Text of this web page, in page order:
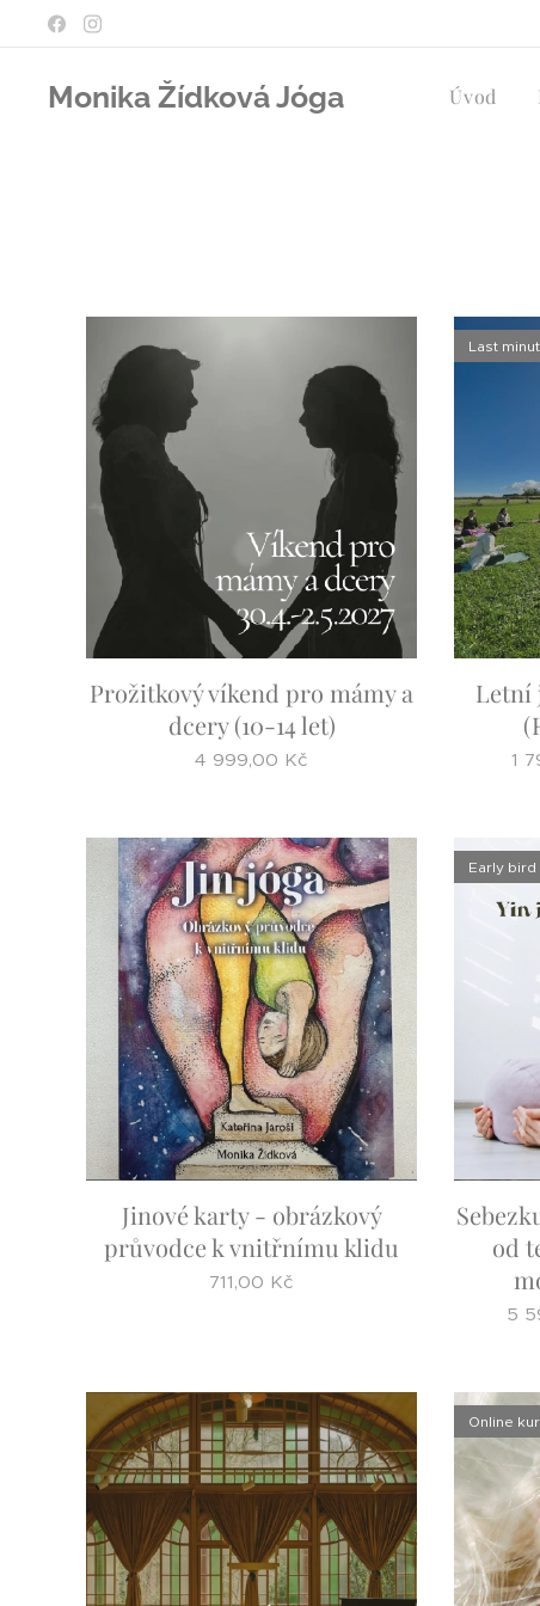
Monika Žídková Jóga Úvod
Prožitkový víkend pro mámy a
dcery (10-14 let)
4 999,00 Kč
Letní
Last
1
Jinové karty - obrázkový
průvodce k vnitřnímu klidu
711,00 Kč
od
Early bird
5
Online